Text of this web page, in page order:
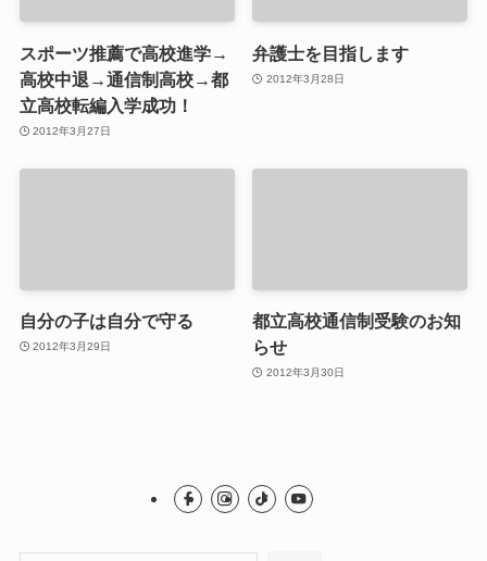
スポーツ推薦で高校進学→
高校中退→通信制高校→都
立高校転編入学成功！
2012年3月27日
弁護士を目指します
2012年3月28日
自分の子は自分で守る
2012年3月29日
都立高校通信制受験のお知
らせ
2012年3月30日